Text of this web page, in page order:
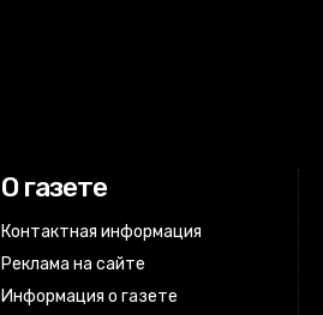
О газете
Контактная информация
Реклама на сайте
Информация о газете